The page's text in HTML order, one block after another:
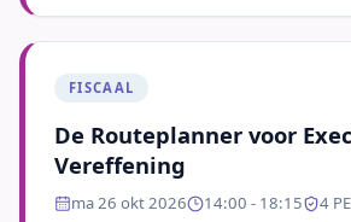
FISCAAL
De Routeplanner voor
Vereffening
ma 26 okt 2026 14:00 - 18:15 4